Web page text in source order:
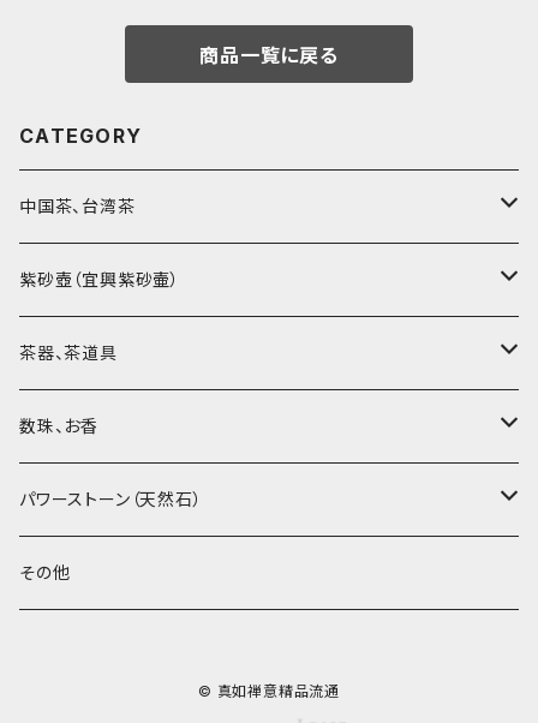
商品一覧に戻る
CATEGORY
中国茶、台湾茶
烏龍茶（ウーロン茶）
黒茶（緊圧茶、普洱茶）
紅茶、白茶、緑茶
茶外茶、工藝茶、その他
紫砂壺（宜興紫砂壷）
大師、名人、高工の作品
周菊英（高級工藝美術師）
高級工藝美術師の作品
王柯鈞（高級工藝美術師）
茶器、茶道具
茶杯、聞香杯
茶海、茶漏（茶漉し）
蓋碗、壷承、茶船
数珠、お香
お香、香炉
数珠、その他
パワーストーン（天然石）
アゲート（瑪瑙）
その他
© 真如禅意精品流通